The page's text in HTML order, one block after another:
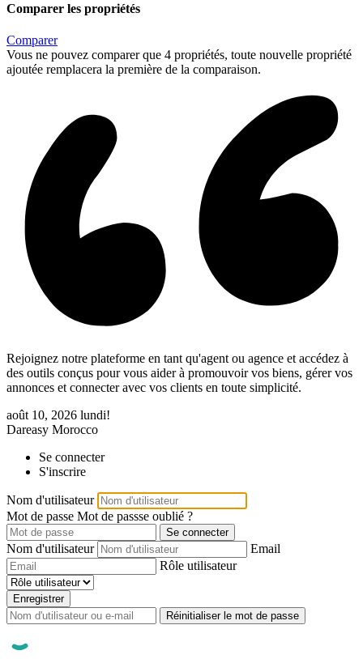
Comparer les propriétés
Comparer
Vous ne pouvez comparer que 4 propriétés, toute nouvelle propriété
ajoutée remplacera la première de la comparaison.
Rejoignez notre plateforme en tant qu'agent ou agence et accédez à
des outils conçus pour vous aider à promouvoir vos biens, gérer vos
annonces et connecter avec vos clients en toute simplicité.
août 10, 2026 lundi!
Dareasy Morocco
Se connecter
S'inscrire
Nom d'utilisateur
Mot de passe Mot de passse oublié ?
Se connecter
Nom d'utilisateur
Email
Rôle utilisateur
Enregistrer
Réinitialiser le mot de passe